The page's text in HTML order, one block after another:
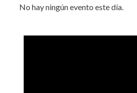
No hay ningún evento este día.